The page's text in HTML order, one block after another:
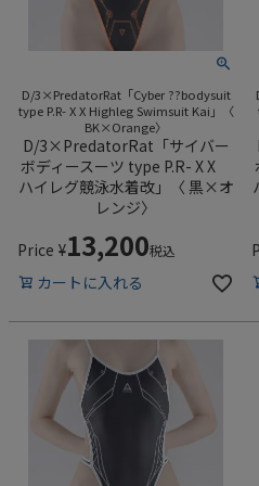
D/3×PredatorRat「Cyber ??bodysuit
type P.R- X X Highleg Swimsuit Kai」〈
BK×Orange〉
D/3×PredatorRat「サイバー
ボディースーツ type P.R- X X
ハイレグ競泳水着改」〈 黒×オ
レンジ〉
Price ¥13,200税込
カートに入れる